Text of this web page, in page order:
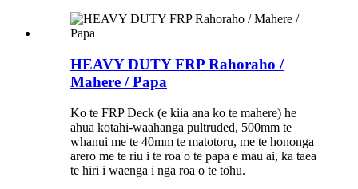
HEAVY DUTY FRP Rahoraho /
Mahere / Papa
Ko te FRP Deck (e kiia ana ko te mahere) he
ahua kotahi-waahanga pultruded, 500mm te
whanui me te 40mm te matotoru, me te hononga
arero me te riu i te roa o te papa e mau ai, ka taea
te hiri i waenga i nga roa o te tohu.